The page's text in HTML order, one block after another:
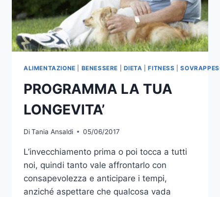
ALIMENTAZIONE BENESSERE DIETA |FITNESS |
PROGRAMMA LA TUA
LONGEVITA’
DiTania Ansaldi 05/06/2017
L’invecchiamento prima o poi tocca a tutti
noi, quindi tanto vale affrontarlo con
consapevolezza e anticipare i tempi,
anziché aspettare che qualcosa vada